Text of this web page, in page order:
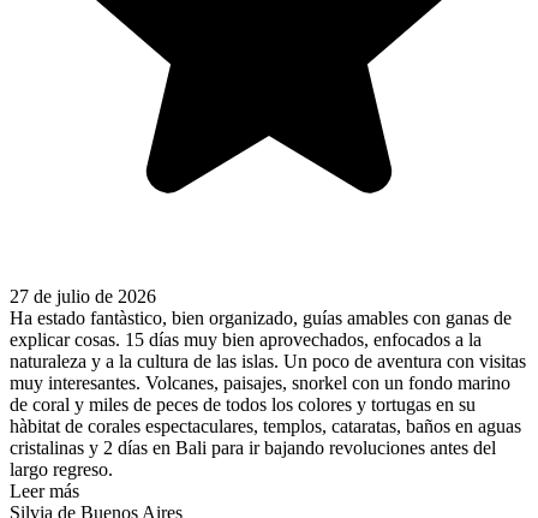
27 de julio de 2026
Ha estado fantàstico, bien organizado, guías amables con ganas de
explicar cosas. 15 días muy bien aprovechados, enfocados a la
naturaleza y a la cultura de las islas. Un poco de aventura con visitas
muy interesantes. Volcanes, paisajes, snorkel con un fondo marino
de coral y miles de peces de todos los colores y tortugas en su
hàbitat de corales espectaculares, templos, cataratas, baños en aguas
cristalinas y 2 días en Bali para ir bajando revoluciones antes del
largo regreso.
Leer más
Silvia de Buenos Aires